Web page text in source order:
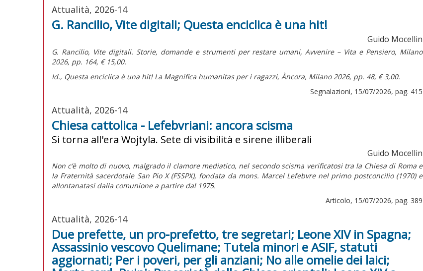
Attualità, 2026-14
G. Rancilio, Vite digitali; Questa enciclica è una hit!
Guido Mocellin
G. Rancilio, Vite digitali. Storie, domande e strumenti per restare umani, Avvenire – Vita e Pensiero, Milano
2026, pp. 164, € 15,00.
Id., Questa enciclica è una hit! La Magnifica humanitas per i ragazzi, Àncora, Milano 2026, pp. 48, € 3,00.
Segnalazioni, 15/07/2026, pag. 415
Attualità, 2026-14
Chiesa cattolica - Lefebvriani: ancora scisma
Si torna all'era Wojtyla. Sete di visibilità e sirene illiberali
Guido Mocellin
Non c’è molto di nuovo, malgrado il clamore mediatico, nel secondo scisma verificatosi tra la Chiesa di Roma e
la Fraternità sacerdotale San Pio X (FSSPX), fondata da mons. Marcel Lefebvre nel primo postconcilio (1970) e
allontanatasi dalla comunione a partire dal 1975.
Articolo, 15/07/2026, pag. 389
Attualità, 2026-14
Due prefette, un pro-prefetto, tre segretari; Leone XIV in Spagna;
Assassinio vescovo Quelimane; Tutela minori e ASIF, statuti
aggiornati; Per i poveri, per gli anziani; No alle omelie dei laici;